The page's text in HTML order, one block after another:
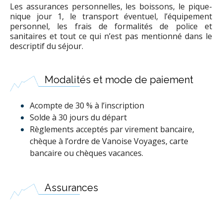
Les assurances personnelles, les boissons, le pique-
nique jour 1, le transport éventuel, l’équipement
personnel, les frais de formalités de police et
sanitaires et tout ce qui n’est pas mentionné dans le
descriptif du séjour.
Modalités et mode de paiement
Acompte de 30 % à l’inscription
Solde à 30 jours du départ
Règlements acceptés par virement bancaire,
chèque à l’ordre de Vanoise Voyages, carte
bancaire ou chèques vacances.
Assurances